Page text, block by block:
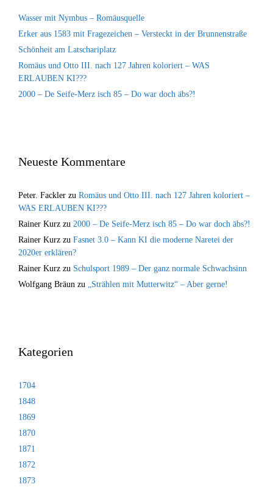
Wasser mit Nymbus – Romäusquelle
Erker aus 1583 mit Fragezeichen – Versteckt in der Brunnenstraße
Schönheit am Latschariplatz
Romäus und Otto III. nach 127 Jahren koloriert – WAS
ERLAUBEN KI???
2000 – De Seife-Merz isch 85 – Do war doch äbs?!
Neueste Kommentare
Peter. Fackler zu Romäus und Otto III. nach 127 Jahren koloriert –
WAS ERLAUBEN KI???
Rainer Kurz zu 2000 – De Seife-Merz isch 85 – Do war doch äbs?!
Rainer Kurz zu Fasnet 3.0 – Kann KI die moderne Naretei der
2020er erklären?
Rainer Kurz zu Schulsport 1989 – Der ganz normale Schwachsinn
Wolfgang Bräun zu „Strählen mit Mutterwitz“ – Aber gerne!
Kategorien
1704
1848
1869
1870
1871
1872
1873